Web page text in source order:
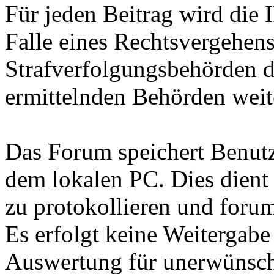
Für jeden Beitrag wird die
Falle eines
Strafverfolgungsbehörden
ermittelnden Behörden
Das Forum speichert
dem lokalen PC. Dies
zu protokollieren und
Es erfolgt keine
Auswertung für